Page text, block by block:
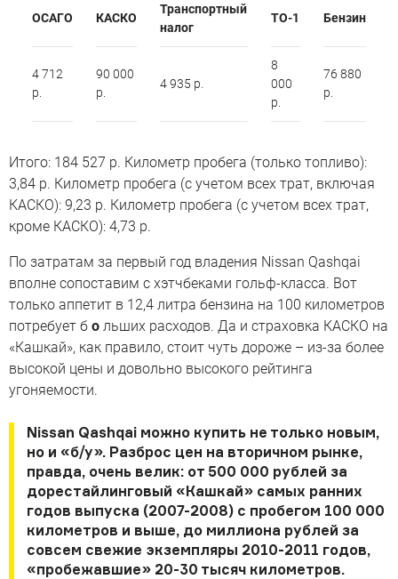
ОСАГО КАСКО
Транспортный
налог
ТО-1 Бензин
4 712
р.
90 000
р.
4 935 р.
8
000
р.
76 880
р.
Итого: 184 527 р. Километр пробега (только топливо):
3,84 р. Километр пробега (с учетом всех трат, включая
КАСКО): 9,23 р. Километр пробега (с учетом всех трат,
кроме КАСКО): 4,73 р.
По затратам за первый год владения Nissan Qashqai
вполне сопоставим с хэтчбеками гольф-класса. Вот
только аппетит в 12,4 литра бензина на 100 километров
потребует б о льших расходов. Да и страховка КАСКО на
«Кашкай», как правило, стоит чуть дороже – из-за более
высокой цены и довольно высокого рейтинга
угоняемости.
Nissan Qashqai можно купить не только новым,
но и «б/у». Разброс цен на вторичном рынке,
правда, очень велик: от 500 000 рублей за
дорестайлинговый «Кашкай» самых ранних
годов выпуска (2007-2008) с пробегом 100 000
километров и выше, до миллиона рублей за
совсем свежие экземпляры 2010-2011 годов,
«пробежавшие» 20-30 тысяч километров.